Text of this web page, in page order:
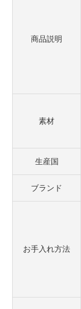
商品説明
素材
生産国
ブランド
お手入れ方法